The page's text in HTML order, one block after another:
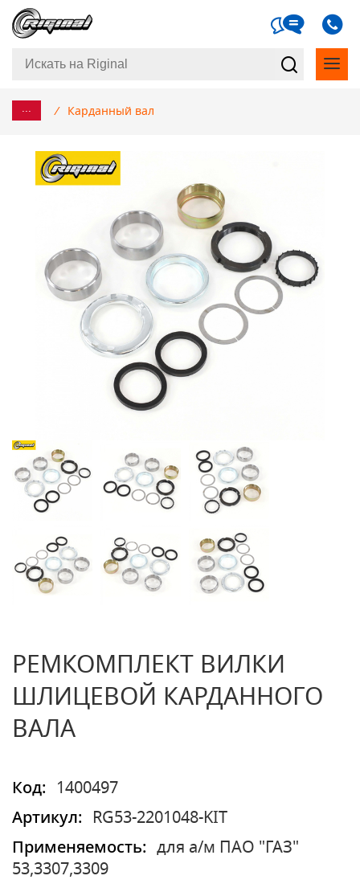
... / Карданный вал
РЕМКОМПЛЕКТ ВИЛКИ
ШЛИЦЕВОЙ КАРДАННОГО
ВАЛА
Код:
1400497
Артикул:
RG53-2201048-KIT
Применяемость:
для а/м ПАО "ГАЗ"
53,3307,3309